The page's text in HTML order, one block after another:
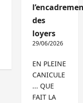
des
loyers
29/06/2026
EN PLEINE
CANICULE
... QUE
FAIT LA